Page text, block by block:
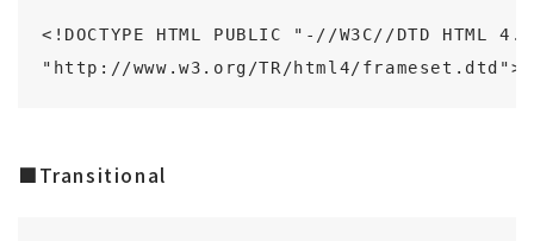
<!DOCTYPE HTML PUBLIC "-//W3C//DTD HTML
"http://www.w3.org/TR/html4/frameset.dtd">
■Transitional